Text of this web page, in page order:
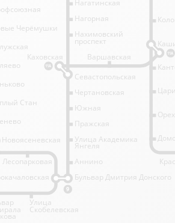
11А
11А
9
Черёмушки
Стан
Новоясеневская
Нагатинская
Нагорная
Нахимовский
проспект
Севастопольская
Чертановская
Южная
Пражская
Улица Академика
Янгеля
Аннино
Бульвар Дмитрия Донского
Варшавская
Лесопарковая
Улица
Скобелевская
Каховская